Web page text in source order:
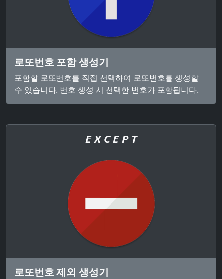
로또번호 포함 생성기
포함할 로또번호를 직접 선택하여 로또번호를 생성할
수 있습니다. 번호 생성 시 선택한 번호가 포함됩니다.
E X C E P T
로또번호 제외 생성기